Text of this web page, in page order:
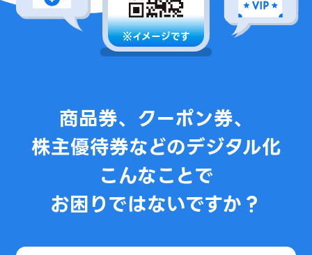
※イメージです
商品券、クーポン券、
株主優待券などのデジタル化
こんなことで
お困りではないですか？